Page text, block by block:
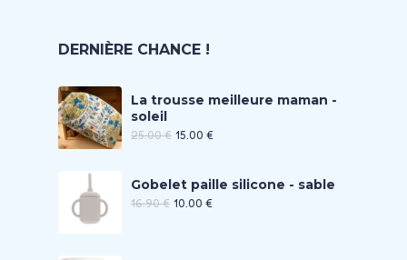
DERNIÈRE CHANCE !
La trousse meilleure maman -
soleil
25.00€ 15.00 €
Gobelet paille silicone - sable
16.90€ 10.00 €